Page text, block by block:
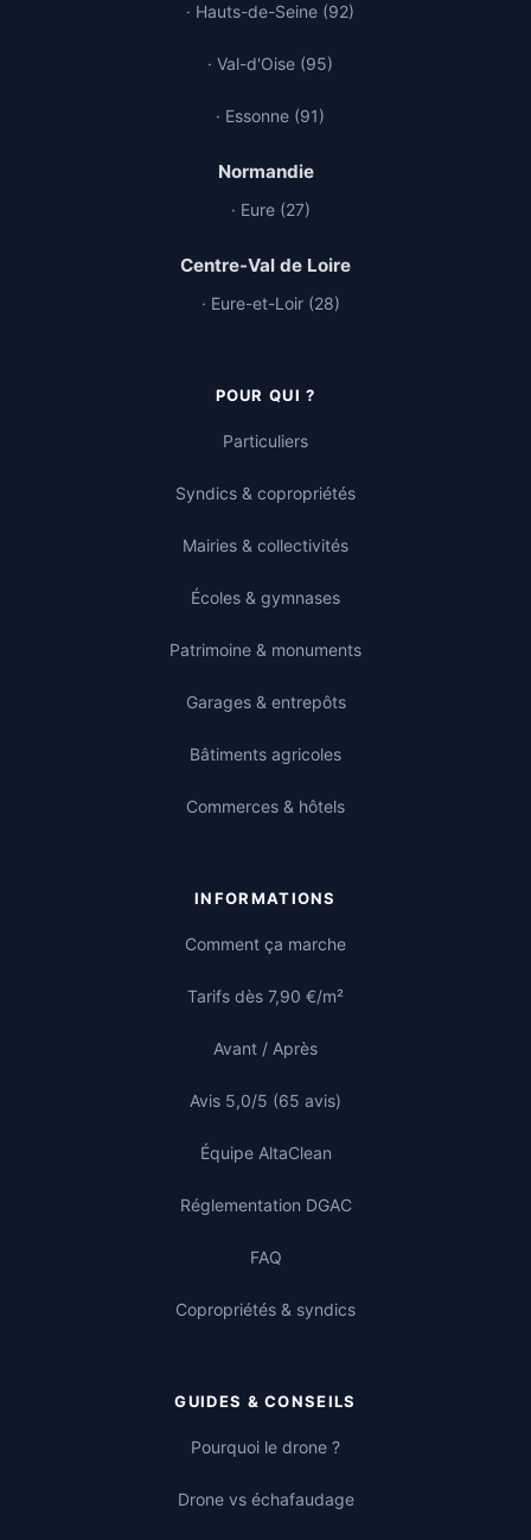
· Hauts-de-Seine (92)
· Val-d'Oise (95)
· Essonne (91)
Normandie
· Eure (27)
Centre-Val de Loire
· Eure-et-Loir (28)
POUR QUI ?
Particuliers
Syndics & copropriétés
Mairies & collectivités
Écoles & gymnases
Patrimoine & monuments
Garages & entrepôts
Bâtiments agricoles
Commerces & hôtels
INFORMATIONS
Comment ça marche
Tarifs dès 7,90 €/m²
Avant / Après
Avis 5,0/5 (65 avis)
Équipe AltaClean
Réglementation DGAC
FAQ
Copropriétés & syndics
GUIDES & CONSEILS
Pourquoi le drone ?
Drone vs échafaudage